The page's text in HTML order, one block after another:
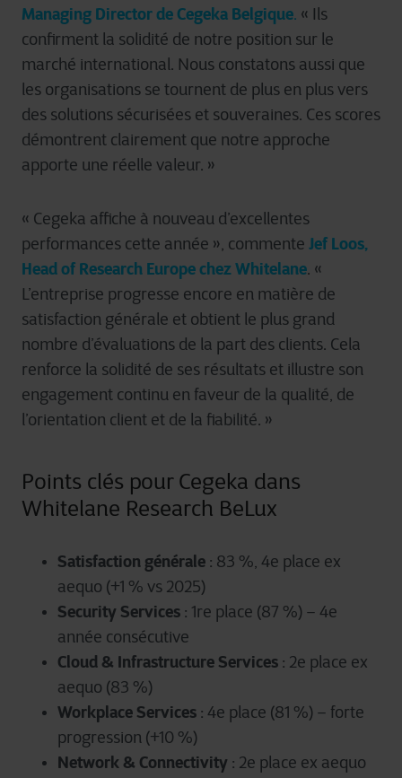
Managing Director de Cegeka Belgique. « Ils
confirment la solidité de notre position sur le
marché international. Nous constatons aussi que
les organisations se tournent de plus en plus vers
des solutions sécurisées et souveraines. Ces scores
démontrent clairement que notre approche
apporte une réelle valeur. »
« Cegeka affiche à nouveau d’excellentes
performances cette année », commente Jef Loos,
Head of Research Europe chez Whitelane. «
L’entreprise progresse encore en matière de
satisfaction générale et obtient le plus grand
nombre d’évaluations de la part des clients. Cela
renforce la solidité de ses résultats et illustre son
engagement continu en faveur de la qualité, de
l’orientation client et de la fiabilité. »
Points clés pour Cegeka dans
Whitelane Research BeLux
Satisfaction générale : 83 %, 4e place ex
aequo (+1 % vs 2025)
Security Services : 1re place (87 %) – 4e
année consécutive
Cloud & Infrastructure Services : 2e place ex
aequo (83 %)
Workplace Services : 4e place (81 %) – forte
progression (+10 %)
Network & Connectivity : 2e place ex aequo